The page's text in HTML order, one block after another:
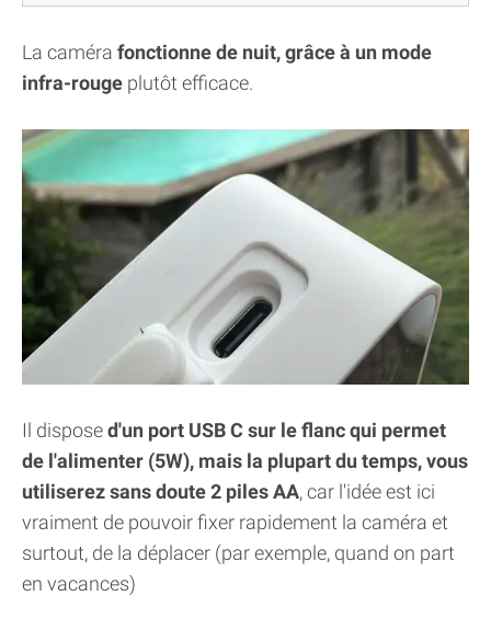
La caméra fonctionne de nuit, grâce à un mode
infra-rouge plutôt efficace.
Il disposed'un port USB C sur le flanc qui permet
de l'alimenter (5W), mais la plupart du temps, vous
utiliserez sans doute 2 piles AA, car l'idée est ici
vraiment de pouvoir fixer rapidement la caméra et
surtout, de la déplacer (par exemple, quand on part
en vacances)